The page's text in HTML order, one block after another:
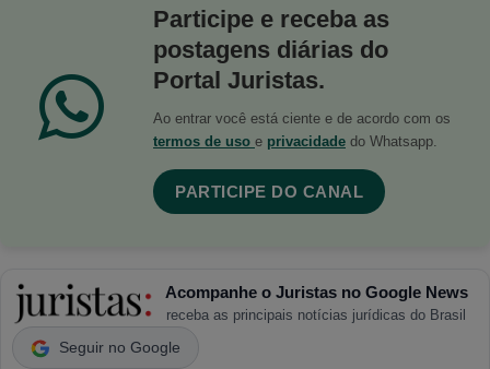
Participe e receba as
postagens diárias do
Portal Juristas.
Ao entrar você está ciente e de acordo com os
termos de uso e privacidade do Whatsapp.
PARTICIPE DO CANAL
Acompanhe o Juristas no Google News
receba as principais notícias jurídicas do Brasil
Seguir no Google